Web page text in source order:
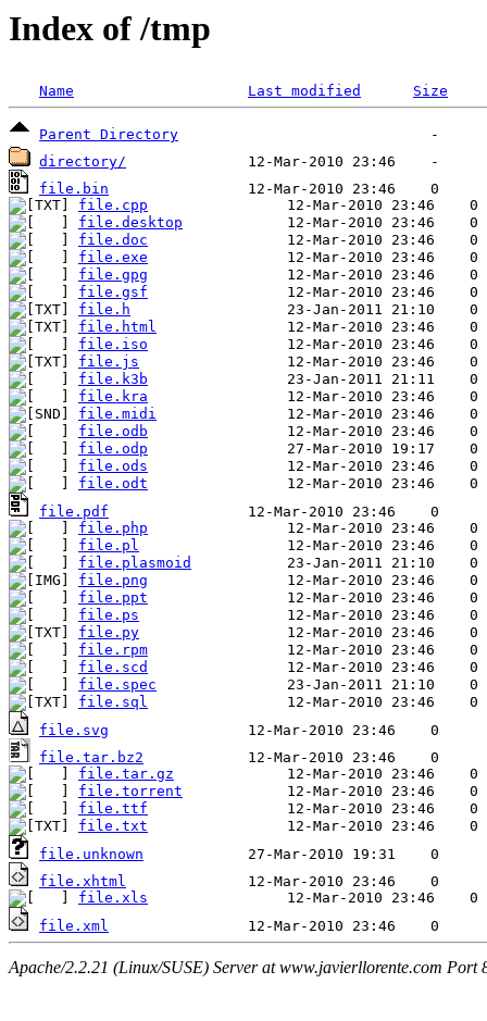
Index of /tmp
Name Last modified Size
Parent Directory
directory/
file.bin
file.cpp
file.desktop
file.doc
file.exe
file.gpg
file.gsf
file.h
file.html
file.iso
file.js
file.k3b
file.kra
file.midi
file.odb
file.odp
file.ods
file.odt
file.pdf
file.php
file.pl
file.plasmoid
file.png
file.ppt
file.ps
file.py
file.rpm
file.scd
file.spec
file.sql
file.svg
file.tar.bz2
file.tar.gz
file.torrent
file.ttf
file.txt
file.unknown
file.xhtml
file.xls
file.xml
Apache/2.2.21 (Linux/SUSE) Server at www.javierllorente.com Port